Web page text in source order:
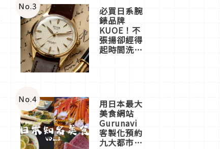
No.3 必買日系腕
錶品牌
KUOE！不
張揚卻經得
起時間洗鍊
No.4 用日本最大
美食網站
Gurunavi
客製化預約
九大都市餐